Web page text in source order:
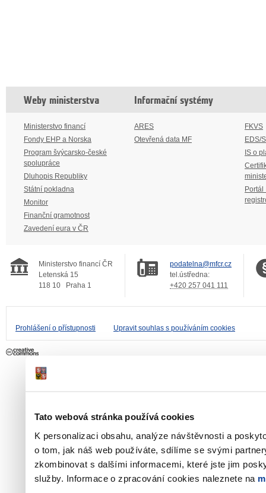
Tato webová stránka používá cookies
K personalizaci obsahu, analýze návštěvnosti a
o tom, jak náš web používáte, sdílíme se svými
zkombinovat s dalšími informacemi, které jste jim
služby. Informace o zpracování cookies naleznete na
Weby ministerstva
Ministerstvo financí
Fondy EHP a Norska
Program švýcarsko-české
spolupráce
Dluhopis Republiky
Státní pokladna
Monitor
Finanční gramotnost
Zavedení eura v ČR
Informační systémy
ARES
Otevřená data MF
FKVS
EDS/
IS o
Portál
Ministerstvo financí ČR
Letenská 15
118 10
Praha 1
podatelna@mfcr.cz
tel.ústředna:
+420 257 041 111
Prohlášení o přístupnosti Upravit souhlas s používáním cookies